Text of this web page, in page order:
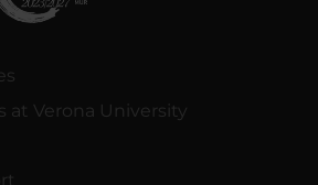
at Verona University